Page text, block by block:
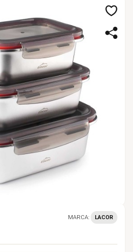
MARCA: LACOR